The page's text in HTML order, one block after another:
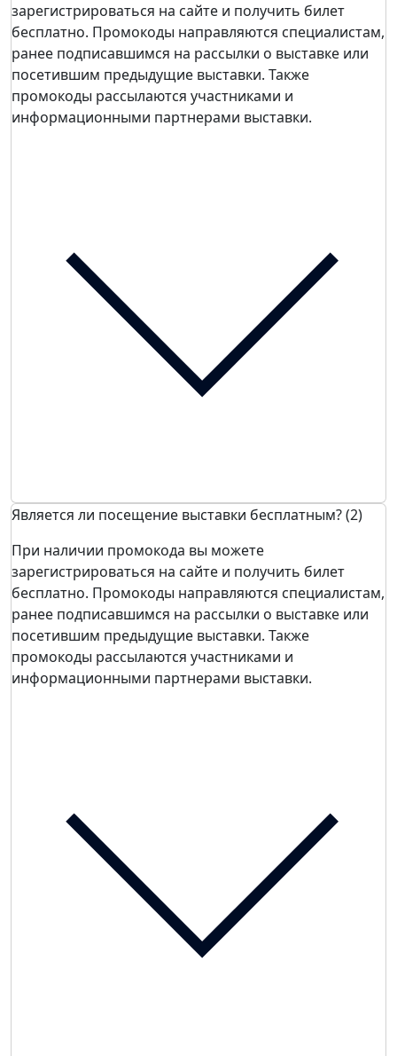
зарегистрироваться на сайте и получить билет
бесплатно. Промокоды направляются специалистам,
ранее подписавшимся на рассылки о выставке или
посетившим предыдущие выставки. Также
промокоды рассылаются участниками и
информационными партнерами выставки.
Является ли посещение выставки бесплатным? (2)
При наличии промокода вы можете
зарегистрироваться на сайте и получить билет
бесплатно. Промокоды направляются специалистам,
ранее подписавшимся на рассылки о выставке или
посетившим предыдущие выставки. Также
промокоды рассылаются участниками и
информационными партнерами выставки.